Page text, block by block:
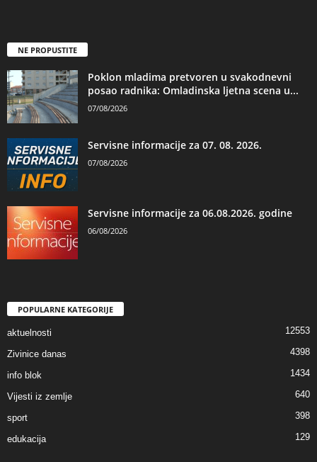
NE PROPUSTITE
Poklon mladima pretvoren u svakodnevni
posao radnika: Omladinska ljetna scena u...
07/08/2026
Servisne informacije za 07. 08. 2026.
07/08/2026
Servisne informacije za 06.08.2026. godine
06/08/2026
POPULARNE KATEGORIJE
aktuelnosti 12553
Zivinice danas 4398
info blok 1434
Vijesti iz zemlje 640
sport 398
edukacija 129